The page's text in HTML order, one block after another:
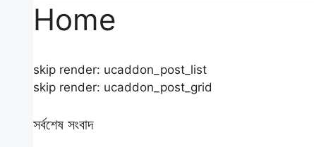
Home
skip render: ucaddon_post_list
skip render: ucaddon_post_grid
সর্বশেষ সংবাদ